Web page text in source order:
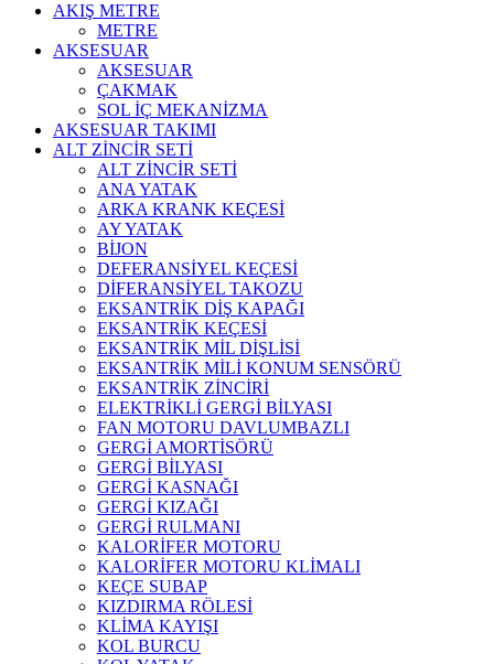
AKIŞ METRE
METRE
AKSESUAR
AKSESUAR
ÇAKMAK
SOL İÇ MEKANİZMA
AKSESUAR TAKIMI
ALT ZİNCİR SETİ
ALT ZİNCİR SETİ
ANA YATAK
ARKA KRANK KEÇESİ
AY YATAK
BİJON
DEFERANSİYEL KEÇESİ
DİFERANSİYEL TAKOZU
EKSANTRİK DİŞ KAPAĞI
EKSANTRİK KEÇESİ
EKSANTRİK MİL DİŞLİSİ
EKSANTRİK MİLİ KONUM SENSÖRÜ
EKSANTRİK ZİNCİRİ
ELEKTRİKLİ GERGİ BİLYASI
FAN MOTORU DAVLUMBAZLI
GERGİ AMORTİSÖRÜ
GERGİ BİLYASI
GERGİ KASNAĞI
GERGİ KIZAĞI
GERGİ RULMANI
KALORİFER MOTORU
KALORİFER MOTORU KLİMALI
KEÇE SUBAP
KIZDIRMA RÖLESİ
KLİMA KAYIŞI
KOL BURCU